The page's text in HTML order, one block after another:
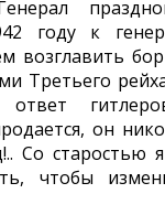
году к
возглавить
Третьего
он
Со старостью
чтобы